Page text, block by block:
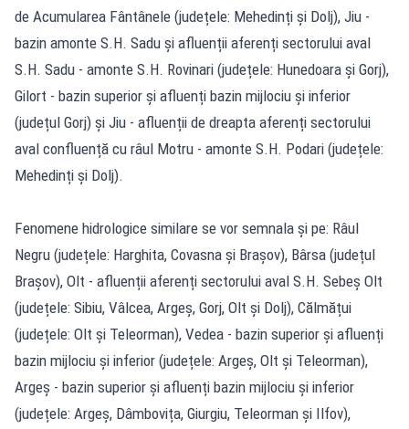
de Acumularea Fântânele (județele: Mehedinți și Dolj), Jiu -
bazin amonte S.H. Sadu și afluenții aferenți sectorului aval
S.H. Sadu - amonte S.H. Rovinari (județele: Hunedoara și Gorj),
Gilort - bazin superior și afluenți bazin mijlociu și inferior
(județul Gorj) și Jiu - afluenții de dreapta aferenți sectorului
aval confluență cu râul Motru - amonte S.H. Podari (județele:
Mehedinți și Dolj).
Fenomene hidrologice similare se vor semnala și pe: Râul
Negru (județele: Harghita, Covasna și Brașov), Bârsa (județul
Brașov), Olt - afluenții aferenți sectorului aval S.H. Sebeș Olt
(județele: Sibiu, Vâlcea, Argeș, Gorj, Olt și Dolj), Călmățui
(județele: Olt și Teleorman), Vedea - bazin superior și afluenți
bazin mijlociu și inferior (județele: Argeș, Olt și Teleorman),
Argeș - bazin superior și afluenți bazin mijlociu și inferior
(județele: Argeș, Dâmbovița, Giurgiu, Teleorman și Ilfov),